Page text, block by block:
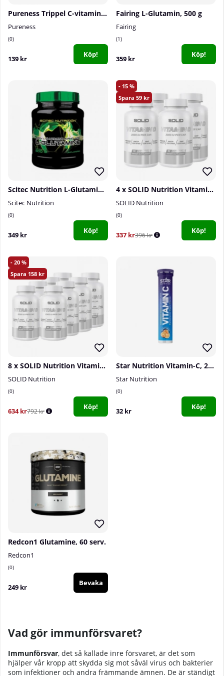
Pureness Trippel C-vitamin, 60 caps
Pureness
0
139 kr Köp!
Fairing L-Glutamin, 500 g
Fairing
1
359 kr Köp!
Scitec Nutrition L-Glutamine, 600 g
Scitec Nutrition
0
349 kr Köp!
15
59
4 x SOLID Nutrition Vitamin D, 90 caps
SOLID Nutrition
0
337 kr396 kr
Köp!
20
158
8 x SOLID Nutrition Vitamin D, 90 caps
SOLID Nutrition
0
634 kr792 kr
Köp!
Star Nutrition Vitamin-C, 20 brustabletter
Star Nutrition
0
32 kr Köp!
Redcon1 Glutamine, 60 serv.
Redcon1
0
249 kr Bevaka
Vad gör immunförsvaret?
Immunförsvar, det så kallade inre försvaret, är det som
hjälper vår kropp att skydda sig mot såväl virus och bakterier
som infektioner och andra främmande ämnen. De är ständigt